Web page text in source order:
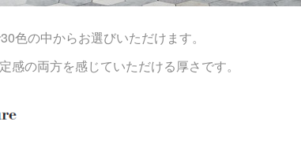
色の中からお選びいただけます。
感の両方を感じていただける厚さです。